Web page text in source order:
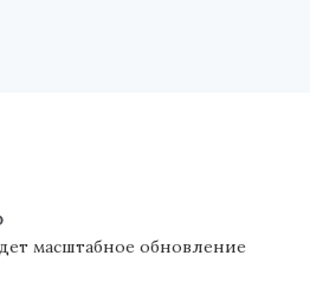
масштабное обновление